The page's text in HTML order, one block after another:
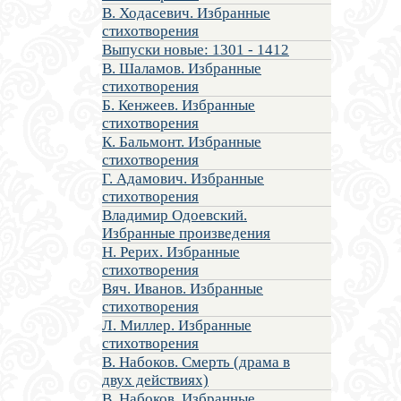
В. Ходасевич. Избранные
стихотворения
Выпуски новые: 1301 - 1412
В. Шаламов. Избранные
стихотворения
Б. Кенжеев. Избранные
стихотворения
К. Бальмонт. Избранные
стихотворения
Г. Адамович. Избранные
стихотворения
Владимир Одоевский.
Избранные произведения
Н. Рерих. Избранные
стихотворения
Вяч. Иванов. Избранные
стихотворения
Л. Миллер. Избранные
стихотворения
В. Набоков. Смерть (драма в
двух действиях)